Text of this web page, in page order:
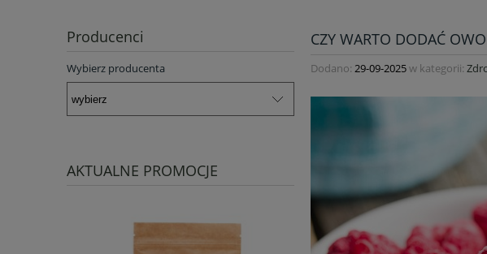
Producenci
Wybierz producenta
AKTUALNE PROMOCJE
CZY WARTO DODAĆ
Dodano: 29-09-2025w kategorii: